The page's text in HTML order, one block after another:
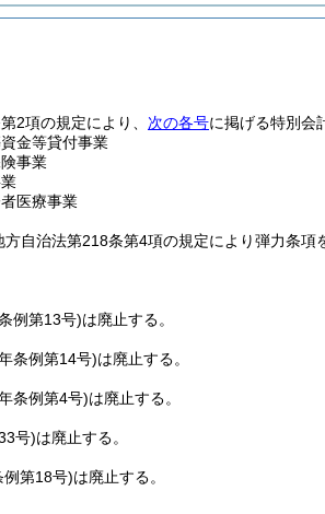
2項の規定により、 次の各号に掲げる特別会
金等貸付事業
事業
医療事業
自治法第218条第4項の規定により弾力条項
例第13号)は廃止する。
条例第14号)は廃止する。
条例第4号)は廃止する。
号)は廃止する。
第18号)は廃止する。